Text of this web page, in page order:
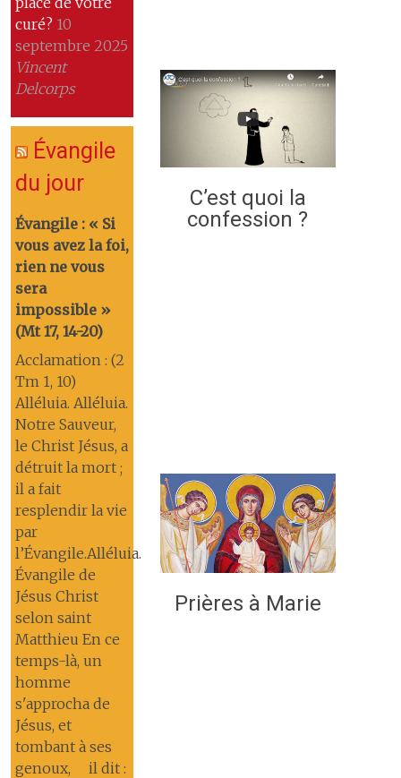
curé? 10
septembre 2025
Vincent
Delcorps
Évangile
du jour
Évangile : « Si
vous avez la foi,
rien ne vous
sera
impossible »
(Mt 17, 14-20)
Acclamation : (2
Tm 1, 10)
Alléluia. Alléluia.
Notre Sauveur,
le Christ Jésus, a
détruit la mort ;
il a fait
resplendir la vie
par
l’Évangile.Alléluia.
Évangile de
Jésus Christ
selon saint
Matthieu En ce
temps-là, un
homme
s'approcha de
Jésus, et
tombant à ses
genoux, il dit :
C’est quoi la
confession ?
Prières à Marie